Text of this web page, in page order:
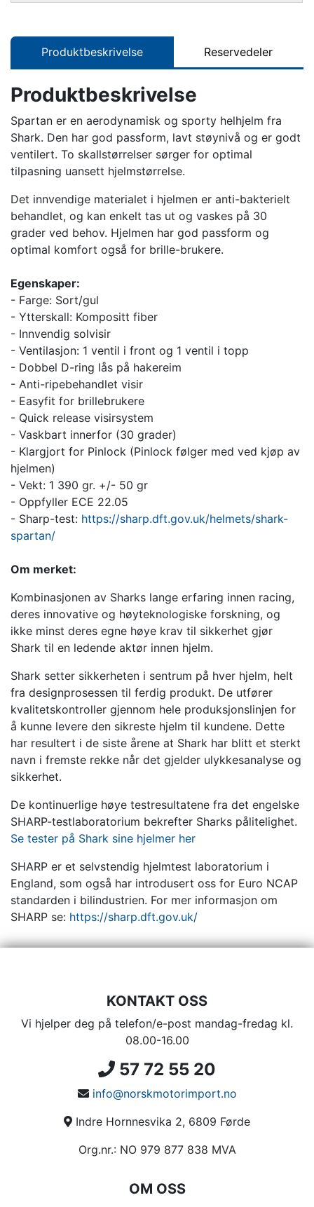
Produktbeskrivelse Reservedeler
Produktbeskrivelse
Spartan er en aerodynamisk og sporty helhjelm fra
Shark. Den har god passform, lavt støynivå og er godt
ventilert. To skallstørrelser sørger for optimal
tilpasning uansett hjelmstørrelse.
Det innvendige materialet i hjelmen er anti-bakterielt
behandlet, og kan enkelt tas ut og vaskes på 30
grader ved behov. Hjelmen har god passform og
optimal komfort også for brille-brukere.
Egenskaper:
- Farge: Sort/gul
- Ytterskall: Kompositt fiber
- Innvendig solvisir
- Ventilasjon: 1 ventil i front og 1 ventil i topp
- Dobbel D-ring lås på hakereim
- Anti-ripebehandlet visir
- Easyfit for brillebrukere
- Quick release visirsystem
- Vaskbart innerfor (30 grader)
- Klargjort for Pinlock (Pinlock følger med ved kjøp av
hjelmen)
- Vekt: 1 390 gr. +/- 50 gr
- Oppfyller ECE 22.05
- Sharp-test: https://sharp.dft.gov.uk/helmets/shark-
spartan/
Om merket:
Kombinasjonen av Sharks lange erfaring innen racing,
deres innovative og høyteknologiske forskning, og
ikke minst deres egne høye krav til sikkerhet gjør
Shark til en ledende aktør innen hjelm.
Shark setter sikkerheten i sentrum på hver hjelm, helt
fra designprosessen til ferdig produkt. De utfører
kvalitetskontroller gjennom hele produksjonslinjen for
å kunne levere den sikreste hjelm til kundene. Dette
har resultert i de siste årene at Shark har blitt et sterkt
navn i fremste rekke når det gjelder ulykkesanalyse og
sikkerhet.
De kontinuerlige høye testresultatene fra det engelske
SHARP-testlaboratorium bekrefter Sharks pålitelighet.
Se tester på Shark sine hjelmer her
SHARP er et selvstendig hjelmtest laboratorium i
England, som også har introdusert oss for Euro NCAP
standarden i bilindustrien. For mer informasjon om
SHARP se: https://sharp.dft.gov.uk/
KONTAKT OSS
Vi hjelper deg på telefon/e-post mandag-fredag kl.
08.00-16.00
57 72 55 20
info@norskmotorimport.no
Indre Hornnesvika 2, 6809 Førde
Org.nr.: NO 979 877 838 MVA
OM OSS